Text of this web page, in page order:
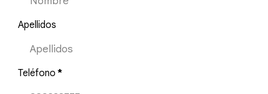
Apellidos
Teléfono *